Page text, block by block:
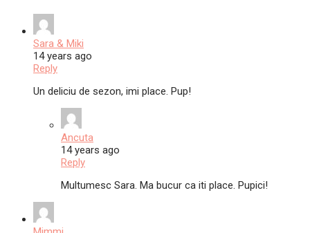
Sara & Miki
14 years ago
Reply
Un deliciu de sezon, imi place. Pup!
Ancuta
14 years ago
Reply
Multumesc Sara. Ma bucur ca iti place. Pupici!